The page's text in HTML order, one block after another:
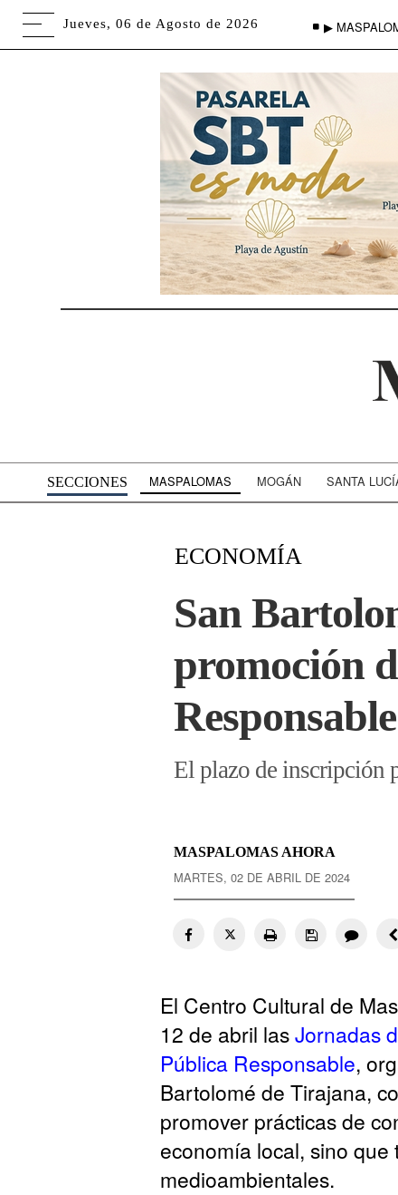
Jueves, 06 de Agosto de 2026 ▶
SECCIONES MASPALOMAS MOGÁN SANTA
ECONOMÍA
San
promoción
El plazo de inscripción
MASPALOMAS AHORA
MARTES, 02 DE ABRIL DE 2024
El Centro Cultural de
12 de abril lasJornadas
Pública Responsable,
Bartolomé de Tirajana,
promover prácticas de
economía local, sino
medioambientales.